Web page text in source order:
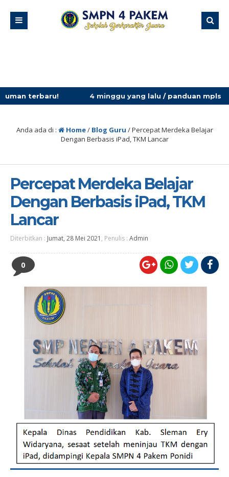
4 minggu yang lalu/ panduan mpls tahun ajaran
Anda ada di : Home/ Blog Guru /Percepat Merdeka Belajar
Dengan Berbasis iPad, TKM Lancar
Percepat Merdeka Belajar
Dengan Berbasis iPad, TKM
Lancar
Diterbitkan : Jumat, 28 Mei 2021 , Penulis : Admin
0